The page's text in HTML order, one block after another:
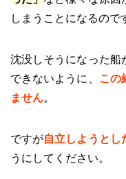
しまうことになるので
沈没しそうになった船
できないように、 この
ません。
ですが自立しようとし
うにしてください。